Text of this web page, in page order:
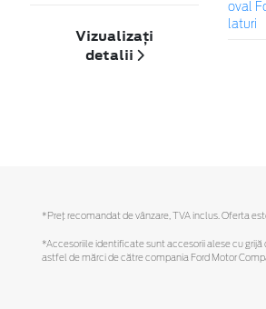
Vizualizați
detalii
oval
laturi
*Preţ recomandat de vânzare, TVA inclus. Oferta
*Accesoriile identificate sunt accesorii alese cu grijă
astfel de mărci de către compania Ford Motor